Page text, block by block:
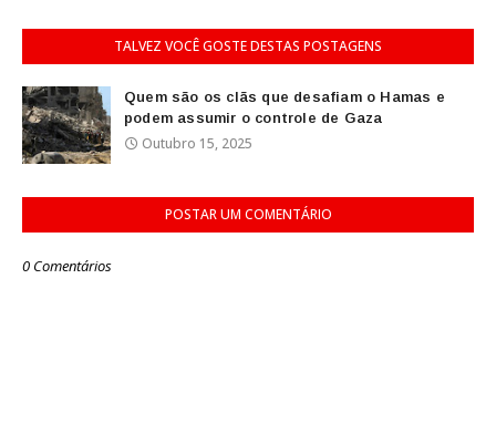
TALVEZ VOCÊ GOSTE DESTAS POSTAGENS
Quem são os clãs que desafiam o Hamas e
podem assumir o controle de Gaza
Outubro 15, 2025
POSTAR UM COMENTÁRIO
0 Comentários